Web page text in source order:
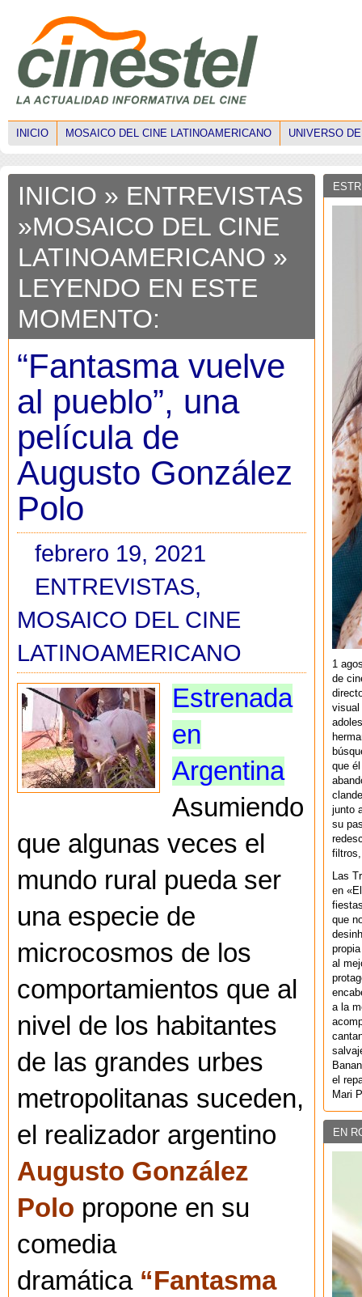
INICIO MOSAICO DEL CINE LATINOAMERICANO UNIVERSO
INICIO » ENTREVISTAS
»MOSAICO DEL CINE
LATINOAMERICANO »
LEYENDO EN ESTE
MOMENTO:
“Fantasma vuelve
al pueblo”, una
película de
Augusto González
Polo
febrero 19, 2021
ENTREVISTAS,
MOSAICO DEL CINE
LATINOAMERICANO
Estrenada
en
Argentina
Asumiendo
que algunas veces el
mundo rural pueda ser
una especie de
microcosmos de los
comportamientos que al
nivel de los habitantes
de las grandes urbes
metropolitanas suceden,
el realizador argentino
Augusto González
Polo propone en su
comedia
dramática “Fantasma
1
de
visual
que
junto
su
filtros,
Las
en
que
al
a la
el
Mari
EN